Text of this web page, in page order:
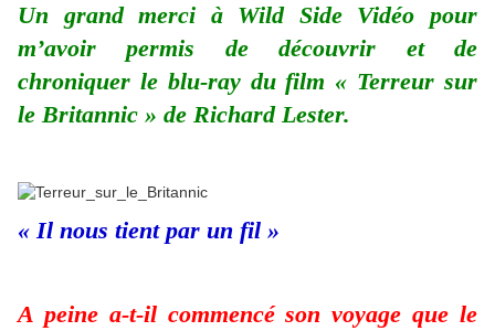
Un grand merci à Wild Side Vidéo pour
m’avoir permis de découvrir et de
chroniquer le blu-ray du film « Terreur sur
le Britannic » de Richard Lester.
« Il nous tient par un fil »
A peine a-t-il commencé son voyage que le